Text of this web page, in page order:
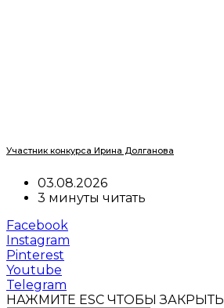
Участник конкурса Ирина Долганова
03.08.2026
3 минуты читать
Facebook
Instagram
Pinterest
Youtube
Telegram
НАЖМИТЕ ESC ЧТОБЫ ЗАКРЫТЬ